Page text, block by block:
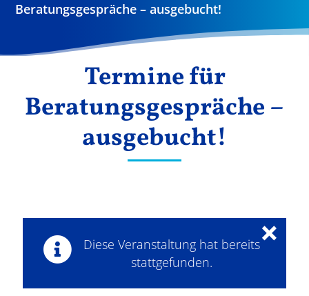
Ergebnisse
Beratungsgespräche – ausgebucht!
Termine für
Beratungsgespräche –
ausgebucht!
Diese Veranstaltung hat bereits
stattgefunden.
×